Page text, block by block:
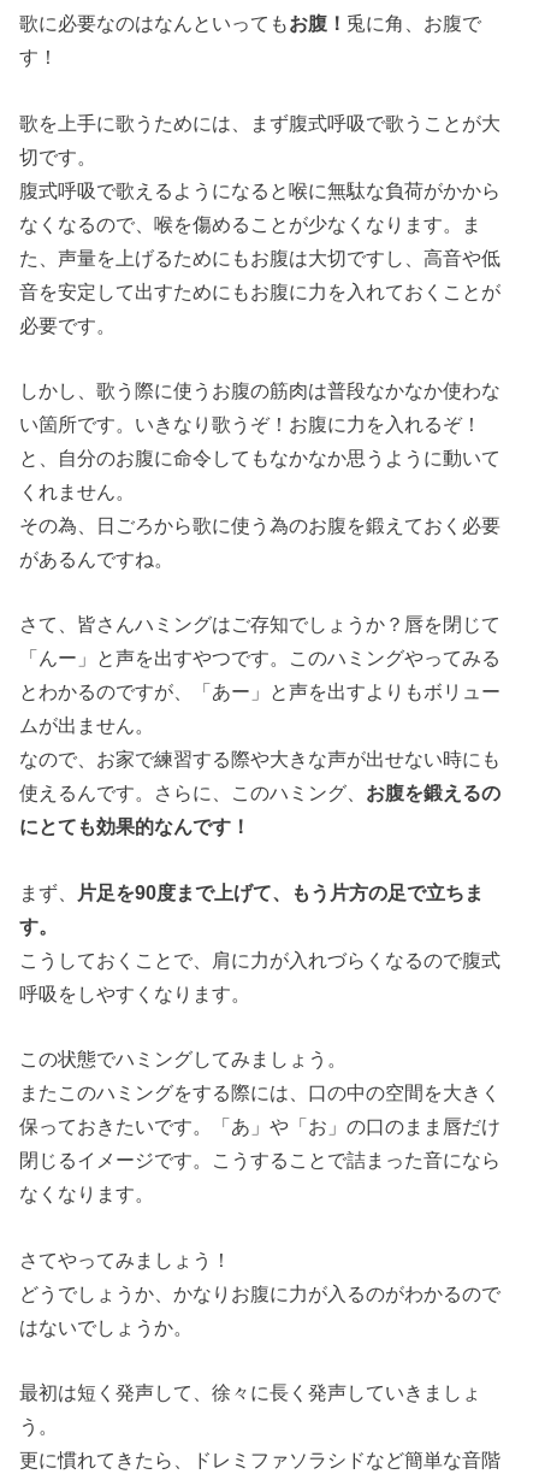
歌に必要なのはなんといってもお腹！ 兎に角、お腹で
す！
歌を上手に歌うためには、まず腹式呼吸で歌うことが大
切です。
腹式呼吸で歌えるようになると喉に無駄な負荷がかから
なくなるので、喉を傷めることが少なくなります。ま
た、声量を上げるためにもお腹は大切ですし、高音や低
音を安定して出すためにもお腹に力を入れておくことが
必要です。
しかし、歌う際に使うお腹の筋肉は普段なかなか使わな
い箇所です。いきなり歌うぞ！お腹に力を入れるぞ！
と、自分のお腹に命令してもなかなか思うように動いて
くれません。
その為、日ごろから歌に使う為のお腹を鍛えておく必要
があるんですね。
さて、皆さんハミングはご存知でしょうか？唇を閉じて
「んー」と声を出すやつです。このハミングやってみる
とわかるのですが、「あー」と声を出すよりもボリュー
ムが出ません。
なので、お家で練習する際や大きな声が出せない時にも
使えるんです。さらに、このハミング、 お腹を鍛えるの
にとても効果的なんです！
まず、
片足を90度まで上げて、もう片方の足で立ちま
す。
こうしておくことで、肩に力が入れづらくなるので腹式
呼吸をしやすくなります。
この状態でハミングしてみましょう。
またこのハミングをする際には、口の中の空間を大きく
保っておきたいです。「あ」や「お」の口のまま唇だけ
閉じるイメージです。こうすることで詰まった音になら
なくなります。
さてやってみましょう！
どうでしょうか、かなりお腹に力が入るのがわかるので
はないでしょうか。
最初は短く発声して、徐々に長く発声していきましょ
う。
更に慣れてきたら、ドレミファソラシドなど簡単な音階